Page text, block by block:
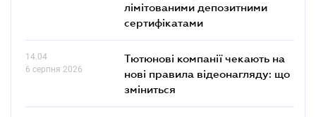
лімітованими депозитними
сертифікатами
14.04
6 серпня 2026
Тютюнові компанії чекають на
нові правила відеонагляду: що
зміниться